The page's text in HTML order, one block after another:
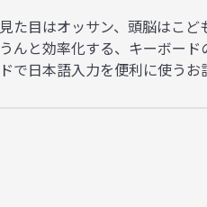
見た目はオッサン、頭脳はこ
うんと効率化する、キーボー
ドで日本語入力を便利に使うお